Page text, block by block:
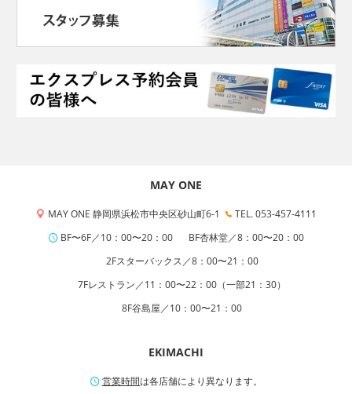
MAY ONE
MAY ONE 静岡県浜松市中央区砂山町6-1
TEL. 053-457-4111
BF〜6F／10：00〜20：00
BF杏林堂／8：00〜20：00
2Fスターバックス／8：00〜21：00
7Fレストラン／11：00〜22：00（一部21：30）
8F谷島屋／10：00〜21：00
EKIMACHI
営業時間は各店舗により異なります。